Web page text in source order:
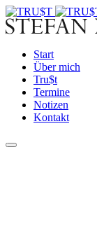
Start
Über mich
Tru$t
Termine
Notizen
Kontakt